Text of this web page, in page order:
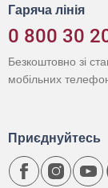
Гаряча лінія
0 800 30
Безкоштовно зі
мобільних
Приєднуйтесь